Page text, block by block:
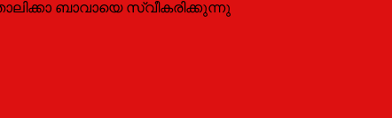
ബാവായെ സ്വീകരിക്കുന്നു